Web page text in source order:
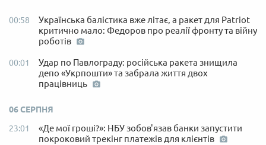
00:58
Українська балістика вже літає, а ракет для Patriot
критично мало: Федоров про реалії фронту та війну
роботів
00:01
Удар по Павлограду: російська ракета знищила
депо «Укрпошти» та забрала життя двох
працівниць
06 СЕРПНЯ
23:01
«Де мої гроші?»: НБУ зобов'язав банки запустити
покроковий трекінг платежів для клієнтів